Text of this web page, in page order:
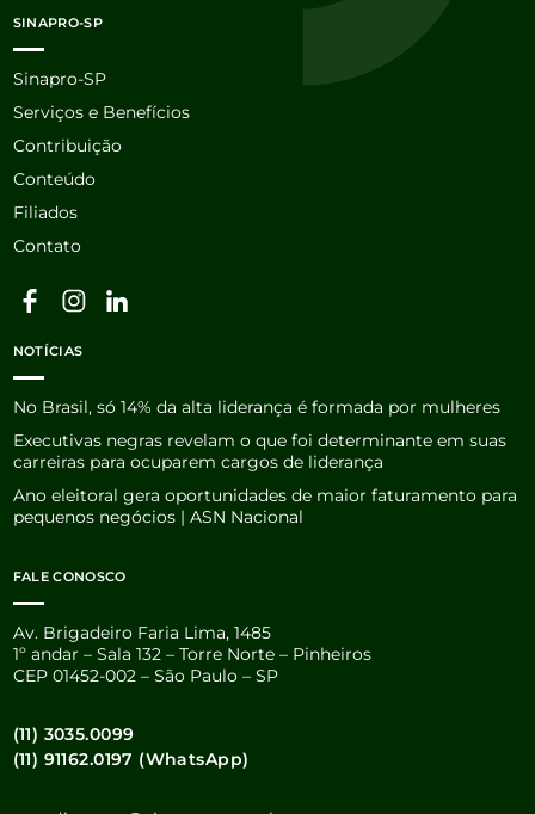
SINAPRO-SP
Sinapro-SP
Serviços e Benefícios
Contribuição
Conteúdo
Filiados
Contato
NOTÍCIAS
No Brasil, só 14% da alta liderança é formada por mulheres
Executivas negras revelam o que foi determinante em suas
carreiras para ocuparem cargos de liderança
Ano eleitoral gera oportunidades de maior faturamento para
pequenos negócios | ASN Nacional
FALE CONOSCO
Av. Brigadeiro Faria Lima, 1485
1º andar – Sala 132 – Torre Norte – Pinheiros
CEP 01452-002 – São Paulo – SP
(11) 3035.0099
(11) 91162.0197 (WhatsApp)